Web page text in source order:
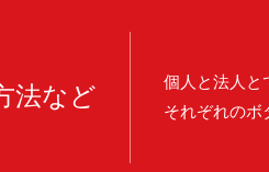
法など
個人と法人と
それぞれのボ